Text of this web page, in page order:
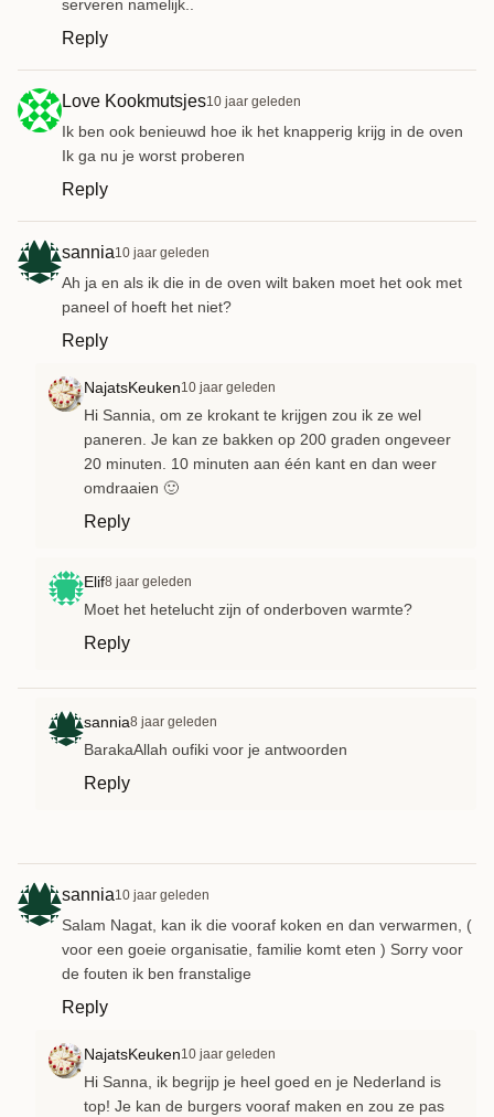
serveren namelijk..
Reply
Love Kookmutsjes10 jaar geleden
Ik ben ook benieuwd hoe ik het knapperig krijg in de oven
Ik ga nu je worst proberen
Reply
sannia10 jaar geleden
Ah ja en als ik die in de oven wilt baken moet het ook met
paneel of hoeft het niet?
Reply
NajatsKeuken10 jaar geleden
Hi Sannia, om ze krokant te krijgen zou ik ze wel
paneren. Je kan ze bakken op 200 graden ongeveer
20 minuten. 10 minuten aan één kant en dan weer
omdraaien 🙂
Reply
Elif8 jaar geleden
Moet het hetelucht zijn of onderboven warmte?
Reply
sannia8 jaar geleden
BarakaAllah oufiki voor je antwoorden
Reply
sannia10 jaar geleden
Salam Nagat, kan ik die vooraf koken en dan verwarmen, (
voor een goeie organisatie, familie komt eten ) Sorry voor
de fouten ik ben franstalige
Reply
NajatsKeuken10 jaar geleden
Hi Sanna, ik begrijp je heel goed en je Nederland is
top! Je kan de burgers vooraf maken en zou ze pas